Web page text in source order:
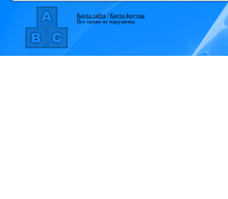
Карта сайта | Карта форума
Все права не нарушены.